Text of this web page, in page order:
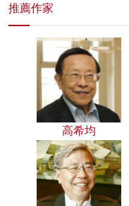
推薦作家
高希均